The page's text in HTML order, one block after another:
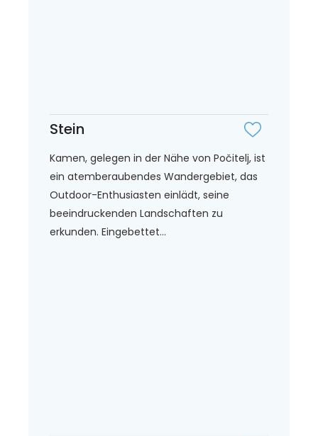
Stein
Kamen, gelegen in der Nähe von Počitelj, ist
ein atemberaubendes Wandergebiet, das
Outdoor-Enthusiasten einlädt, seine
beeindruckenden Landschaften zu
erkunden. Eingebettet...